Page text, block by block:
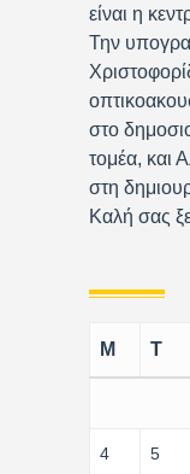
είναι η
Την
στο
τομέα, και
στη
Καλή σας
M T
4 5